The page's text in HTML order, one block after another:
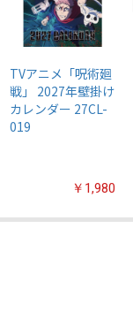
TVアニメ「呪術廻
戦」 2027年壁掛け
カレンダー 27CL-
019
￥1,980